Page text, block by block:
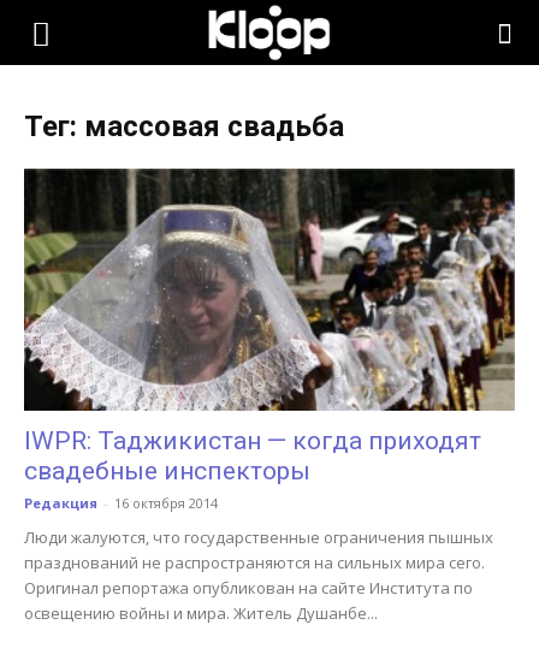
KLOOP.KG
Новости
Кыргызстана
Тег: массовая свадьба
IWPR: Таджикистан — когда приходят
свадебные инспекторы
Редакция - 16 октября 2014
Люди жалуются, что государственные ограничения пышных
празднований не распространяются на сильных мира сего.
Оригинал репортажа опубликован на сайте Института по
освещению войны и мира. Житель Душанбе...